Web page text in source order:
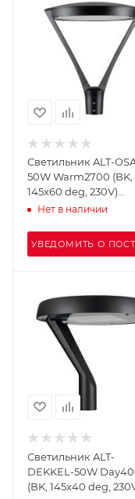
Светильник ALT-
50W Warm2700 (BK,
145x60 deg, 230V)
(Arlight, IP65 Металл,
Нет в наличии
УВЕДОМИТЬ О
Светильник ALT-
DEKKEL-50W
(BK, 145x40 deg,